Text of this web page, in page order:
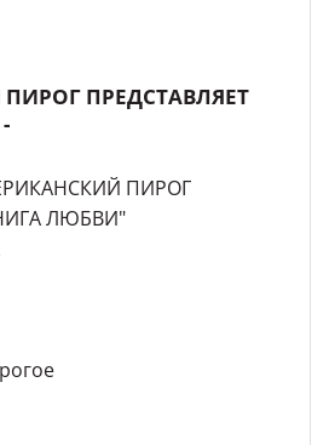
ПРЕДСТАВЛЯЕТ
ПИРОГ
ЛЮБВИ"